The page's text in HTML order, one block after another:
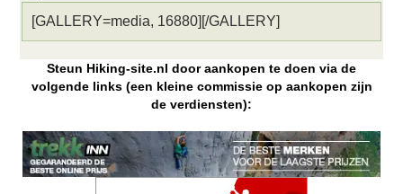
Steun Hiking-site.nl door aankopen te doen via de
volgende links (een kleine commissie op aankopen zijn
de verdiensten):